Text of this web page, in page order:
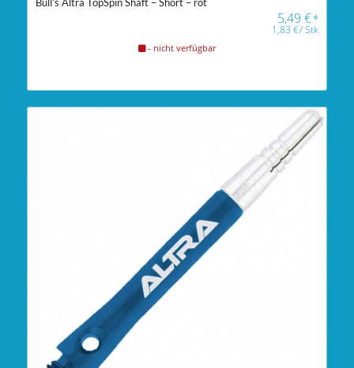
5,49€*
1,83€/Stk
- nicht verfügbar